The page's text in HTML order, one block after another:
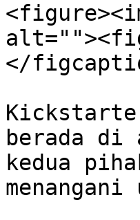
</
berada di
kedua